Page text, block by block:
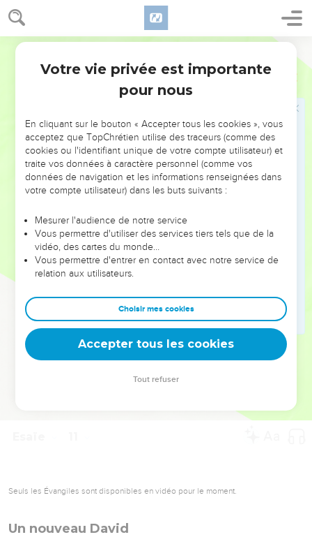
NE MANQUEZ PAS L’ÉVÉNEMENT
DE L’ANNÉE !
ET SI LEURS ERREURS POUVAIENT VOUS ÉVITER LES
VOTRES ?
leur foi ou leur vision. Mais on voit moins les doutes, les erreurs
et les saisons difficiles qu'ils ont traversés, alors même que ce
sont elles qui les ont façonnés.
Dans cette conférence, leaders, entrepreneurs, et responsables
clés pour avancer avec plus de sagesse afin que leurs erreurs
deviennent vos tremplins. Que vous guidiez un ministère, une
équipe, un groupe ou une famille, leur expérience est faite
Seuls les Évangiles sont disponibles en vidéo pour le moment.
Ceux qui provoquent la colère du Seigneur
Votre vie privée est importante
pour nous
En cliquant sur le bouton « Accepter tous les cookies », vous
acceptez que TopChrétien utilise des traceurs (comme des
cookies ou l'identifiant unique de votre compte utilisateur) et
traite vos données à caractère personnel (comme vos
données de navigation et les informations renseignées dans
votre compte utilisateur) dans les buts suivants :
Mesurer l'audience de notre service
Vous permettre d'utiliser des services tiers tels que de la
vidéo, des cartes du monde…
Vous permettre d'entrer en contact avec notre service de
relation aux utilisateurs.
Choisir mes cookies
Accepter tous les cookies
Tout refuser